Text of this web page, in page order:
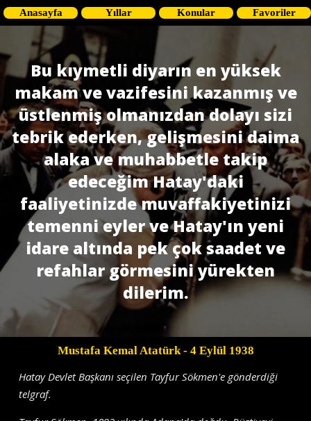
Anasayfa Yıllar Konular Favoriler
Bu kıymetli diyarın en yüksek
makam ve vazifesini kazanmış ve
üstlenmiş olmanızdan dolayı sizi
tebrik ederken, gelişmesini daima
alaka ve muhabbetle takip
edeceğim Hatay'daki
faaliyetinizde muvaffakiyetinizi
temenni eyler ve Hatay'ın yeni
idare altında pek çok saadet ve
refahlar görmesini yürekten
dilerim.
Mustafa Kemal Atatürk- 4 Eylül 1938
Hatay Devlet Başkanı seçilen Tayfur Sökmen'e gönderdiği
telgraf.